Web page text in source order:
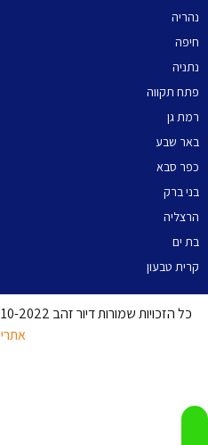
נהריה
חיפה
נתניה
פתח תקווה
רמת גן
באר שבע
כפר סבא
בני ברק
הרצליה
בת ים
קרית טבעון
כל הזכויות שמורות דיור זהב 2010-2022 |